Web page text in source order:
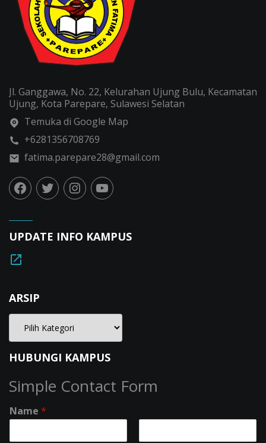
Jl. Ganggawa, No. 22, Kelurahan Ujung Bulu, Kecamatan
Ujung, Kota Parepare, Sulawesi Selatan
Temuka di Google Map
+6281356708769
fatima.parepare28@gmail.com
UPDATE INFO KAMPUS
ARSIP
HUBUNGI KAMPUS
Simple Contact Form
Name *